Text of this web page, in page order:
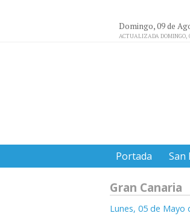
Domingo, 09 de
ACTUALIZADA DOMINGO,
Portada San
Gran Canaria
Lunes, 05 de Mayo